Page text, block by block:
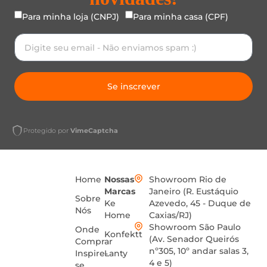
Para minha loja (CNPJ) Para minha casa (CPF)
Se inscrever
Protegido por VimeCaptcha
Home
Sobre
Nós
Onde
Comprar
Inspire-
Nossas
Marcas
Ke
Home
Konfektt
Lanty
Showroom Rio de
Janeiro (R. Eustáquio
Azevedo, 45 - Duque de
Caxias/RJ)
Showroom São Paulo
(Av. Senador Queirós
nº305, 10º andar salas 3,
4 e 5)